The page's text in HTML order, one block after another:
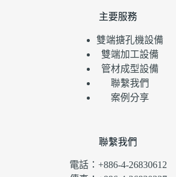
主要服務
雙端搪孔機設備
雙端加工設備
管材成型設備
聯繫我們
案例分享
聯繫我們
電話：+886-4-26830612